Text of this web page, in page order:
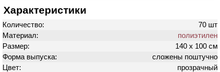
Характеристики
Количество:
70 шт
Материал:
полиэтилен
Размер:
140 х 100 см
Форма выпуска:
сложены поштучно
Цвет:
прозрачный